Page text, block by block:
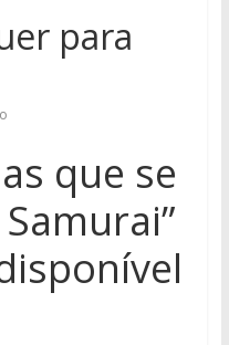
para
que se